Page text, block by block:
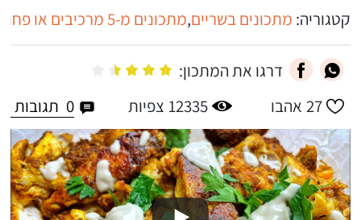
קטגוריה: מתכונים בשריים,מתכונים מ-5 מרכיבים או פחות
דרגו את המתכון:
27 אהבו 12335 צפיות 0 תגובות